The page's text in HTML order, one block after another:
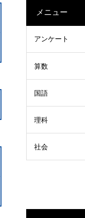
メニュー
アンケート
算数
国語
理科
社会